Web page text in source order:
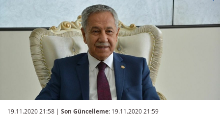
19.11.2020 21:58 | Son Güncelleme: 19.11.2020 21:59